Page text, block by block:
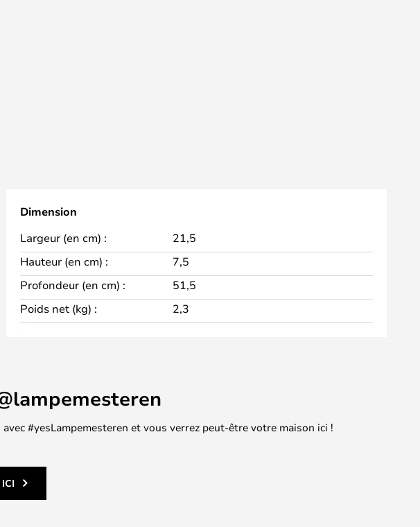
Dimension
Largeur (en cm) :
21,5
Hauteur (en cm) :
7,5
Profondeur (en cm) :
51,5
Poids net (kg) :
2,3
#yesLampemesteren et vous verrez peut-être votre maison ici !